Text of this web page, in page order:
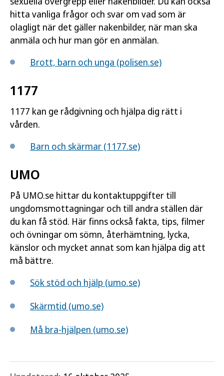
hitta vanliga frågor och svar om vad som är
olagligt när det gäller nakenbilder, när man ska
anmäla och hur man gör en anmälan.
Brott, barn och unga (polisen.se)
1177
1177 kan ge rådgivning och hjälpa dig rätt i
vården.
Barn och skärmar (1177.se)
UMO
På UMO.se hittar du kontaktuppgifter till
ungdomsmottagningar och till andra ställen där
du kan få stöd. Här finns också fakta, tips, filmer
och övningar om sömn, återhämtning, lycka,
känslor och mycket annat som kan hjälpa dig att
må bättre.
Sök stöd och hjälp (umo.se)
Skärmtid (umo.se)
Må bra-hjälpen (umo.se)